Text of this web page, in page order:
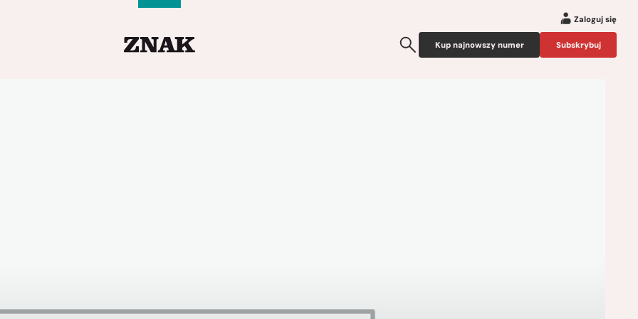
Zaloguj się
Kup najnowszy numer Subskrybuj